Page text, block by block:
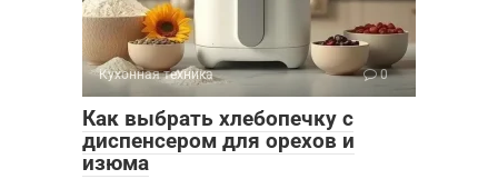
Кухонная техника 0
Как выбрать хлебопечку с
диспенсером для орехов и
изюма